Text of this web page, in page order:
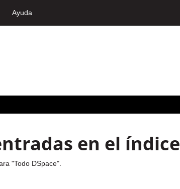
Ayuda
en el índice
"Todo DSpace".